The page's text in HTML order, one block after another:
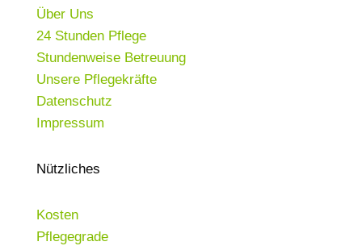
Über Uns
24 Stunden Pflege
Stundenweise Betreuung
Unsere Pflegekräfte
Datenschutz
Impressum
Nützliches
Kosten
Pflegegrade